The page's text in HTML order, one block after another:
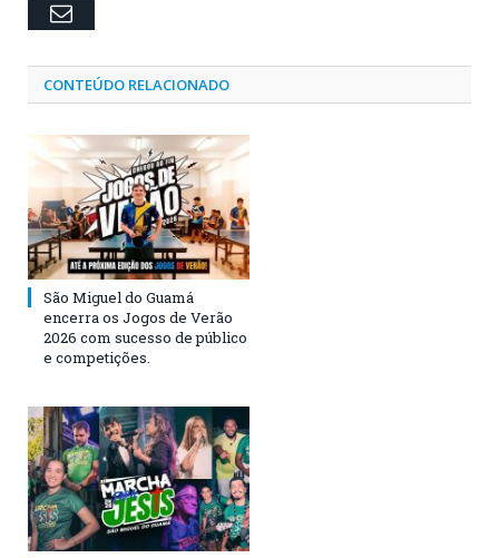
Email
CONTEÚDO RELACIONADO
São Miguel do Guamá
encerra os Jogos de Verão
2026 com sucesso de público
e competições.